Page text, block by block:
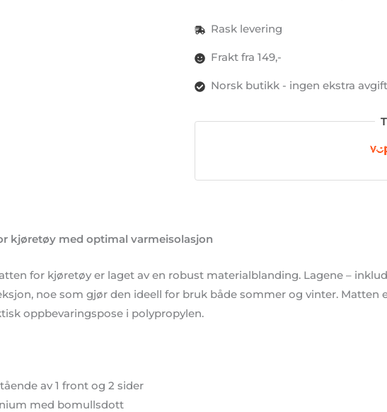
Rask levering
Frakt fra 149,-
Norsk butikk - ingen ekstra
kjøretøy med optimal varmeisolasjon
for kjøretøy er laget av en robust materialblanding. Lagene –
noe som gjør den ideell for bruk både sommer og vinter.
oppbevaringspose i polypropylen.
av 1 front og 2 sider
med bomullsdott